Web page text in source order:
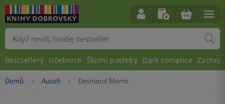
Nacházíte
Domů »Autoři »
Desmond Morris
Vyhledávání
Bestsellery Učebnice Školní potřeby Dark romance